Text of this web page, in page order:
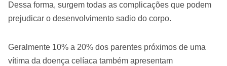
Dessa forma, surgem todas as complicações que podem
prejudicar o desenvolvimento sadio do corpo.
Geralmente 10% a 20% dos parentes próximos de uma
vítima da doença celíaca também apresentam